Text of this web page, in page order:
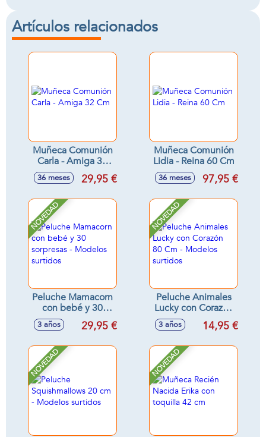
Artículos relacionados
Muñeca Comunión
Carla - Amiga 32
Cm
36 meses 29,95 €
Muñeca Comunión
Lidia - Reina 60 Cm
36 meses 97,95 €
NOVEDAD
Peluche Mamacorn
con bebé y 30
sorpresas -
Modelos surtidos
3 años 29,95 €
NOVEDAD
Peluche Animales
Lucky con Corazón
80 Cm - Modelos
surtidos
3 años 14,95 €
NOVEDAD NOVEDAD